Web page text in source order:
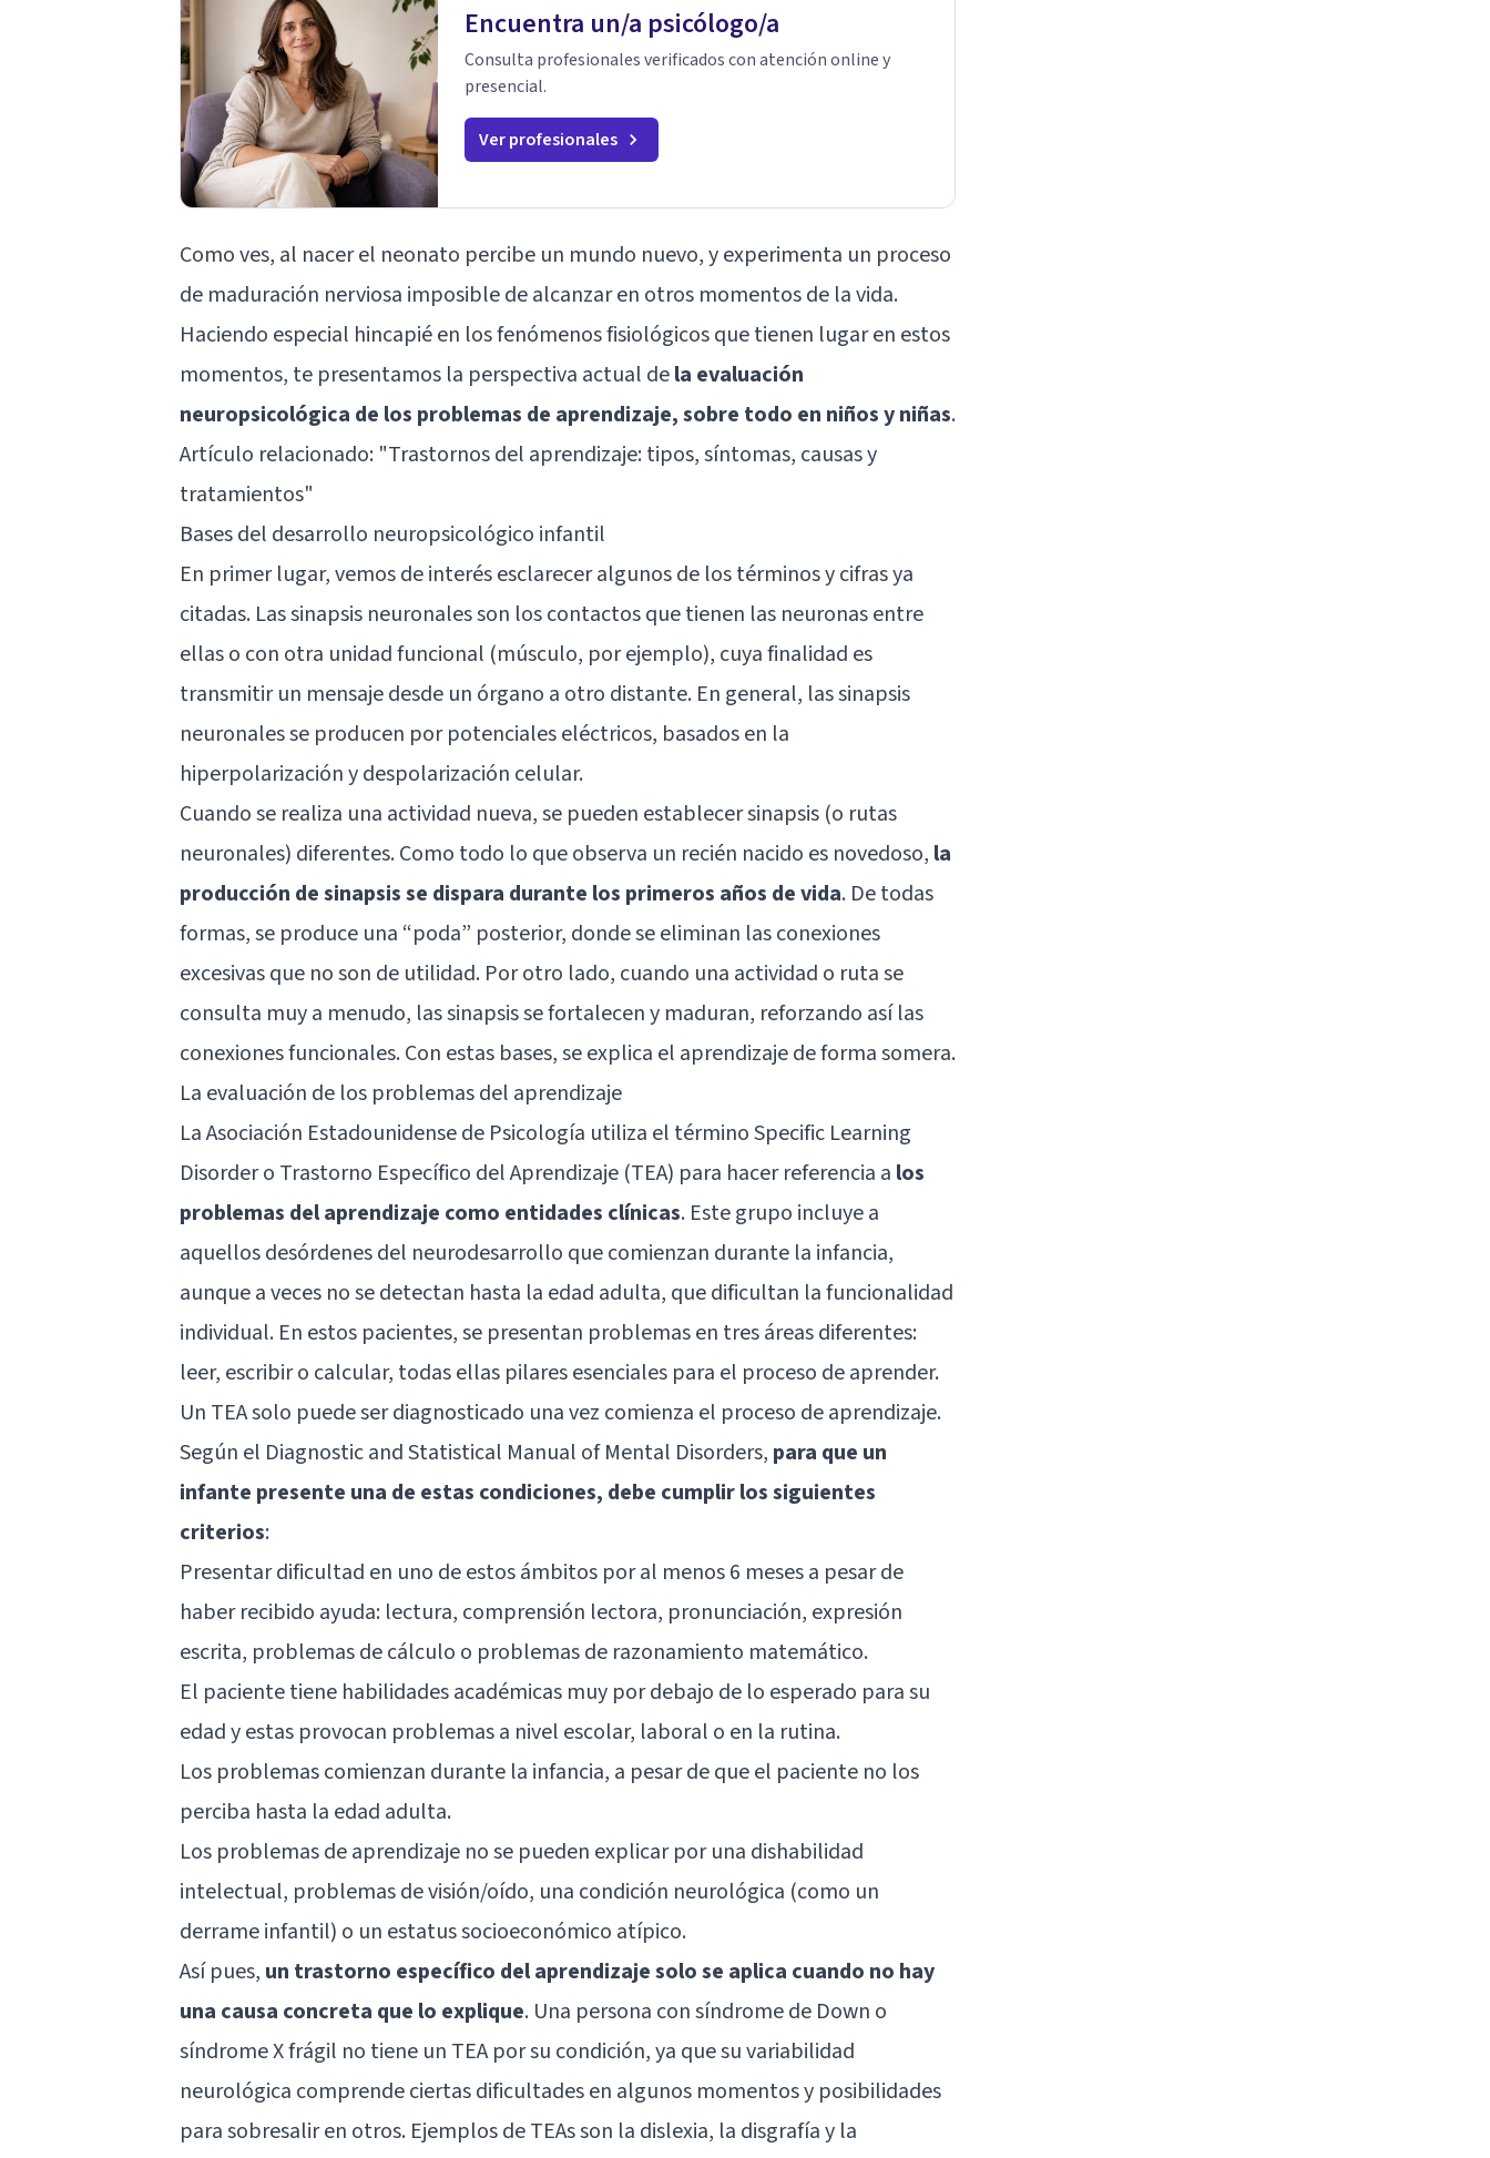
Encuentra un/a psicólogo/a
Consulta profesionales verificados con atención online y
presencial.
Ver profesionales
Como ves, al nacer el neonato percibe un mundo nuevo, y experimenta un proceso
de maduración nerviosa imposible de alcanzar en otros momentos de la vida.
Haciendo especial hincapié en los fenómenos fisiológicos que tienen lugar en estos
momentos, te presentamos la perspectiva actual dela evaluación
neuropsicológica de los problemas de aprendizaje, sobre todo en niños y niñas.
Artículo relacionado: "Trastornos del aprendizaje: tipos, síntomas, causas y
tratamientos"
Bases del desarrollo neuropsicológico infantil
En primer lugar, vemos de interés esclarecer algunos de los términos y cifras ya
citadas. Las sinapsis neuronales son los contactos que tienen las neuronas entre
ellas o con otra unidad funcional (músculo, por ejemplo), cuya finalidad es
transmitir un mensaje desde un órgano a otro distante. En general, las sinapsis
neuronales se producen por potenciales eléctricos, basados en la
hiperpolarización y despolarización celular.
Cuando se realiza una actividad nueva, se pueden establecer sinapsis (o rutas
neuronales) diferentes. Como todo lo que observa un recién nacido es novedoso, la
producción de sinapsis se dispara durante los primeros años de vida. De todas
formas, se produce una “poda” posterior, donde se eliminan las conexiones
excesivas que no son de utilidad. Por otro lado, cuando una actividad o ruta se
consulta muy a menudo, las sinapsis se fortalecen y maduran, reforzando así las
conexiones funcionales. Con estas bases, se explica el aprendizaje de forma somera.
La evaluación de los problemas del aprendizaje
La Asociación Estadounidense de Psicología utiliza el término Specific Learning
Disorder o Trastorno Específico del Aprendizaje (TEA) para hacer referencia a los
problemas del aprendizaje como entidades clínicas. Este grupo incluye a
aquellos desórdenes del neurodesarrollo que comienzan durante la infancia,
aunque a veces no se detectan hasta la edad adulta, que dificultan la funcionalidad
individual. En estos pacientes, se presentan problemas en tres áreas diferentes:
leer, escribir o calcular, todas ellas pilares esenciales para el proceso de aprender.
Un TEA solo puede ser diagnosticado una vez comienza el proceso de aprendizaje.
Según el Diagnostic and Statistical Manual of Mental Disorders, para que un
infante presente una de estas condiciones, debe cumplir los siguientes
criterios:
Presentar dificultad en uno de estos ámbitos por al menos 6 meses a pesar de
haber recibido ayuda: lectura, comprensión lectora, pronunciación, expresión
escrita, problemas de cálculo o problemas de razonamiento matemático.
El paciente tiene habilidades académicas muy por debajo de lo esperado para su
edad y estas provocan problemas a nivel escolar, laboral o en la rutina.
Los problemas comienzan durante la infancia, a pesar de que el paciente no los
perciba hasta la edad adulta.
Los problemas de aprendizaje no se pueden explicar por una dishabilidad
intelectual, problemas de visión/oído, una condición neurológica (como un
derrame infantil) o un estatus socioeconómico atípico.
Así pues, un trastorno específico del aprendizaje solo se aplica cuando no hay
una causa concreta que lo explique. Una persona consíndrome de Down o
síndrome X frágil no tiene un TEA por su condición, ya que su variabilidad
neurológica comprende ciertas dificultades en algunos momentos y posibilidades
para sobresalir en otros. Ejemplos de TEAs son la dislexia, la disgrafía y la